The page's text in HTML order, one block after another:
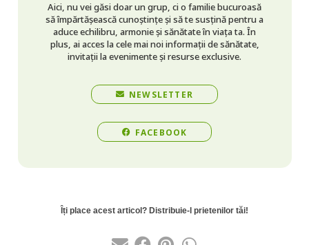
Aici, nu vei găsi doar un grup, ci o familie bucuroasă
să împărtășească cunoștințe și să te susțină pentru a
aduce echilibru, armonie și sănătate în viața ta. În
plus, ai acces la cele mai noi informații de sănătate,
invitații la evenimente și resurse exclusive.
NEWSLETTER
FACEBOOK